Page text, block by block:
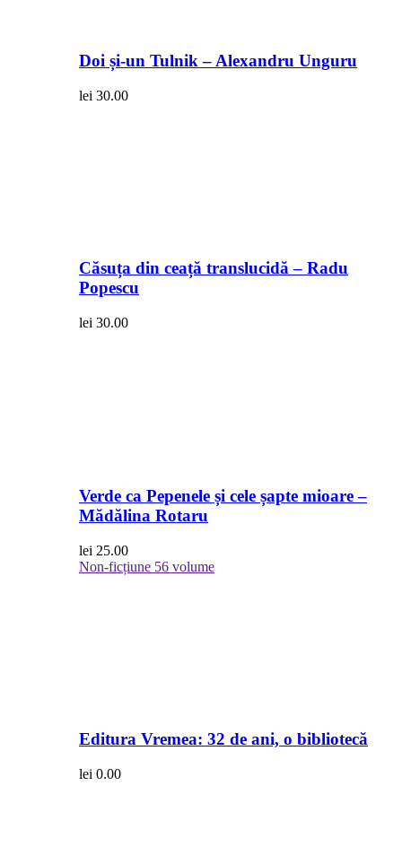
Doi și-un Tulnik – Alexandru Unguru
lei 30.00
Căsuța din ceață translucidă – Radu
Popescu
lei 30.00
Verde ca Pepenele și cele șapte mioare –
Mădălina Rotaru
lei 25.00
Non-ficțiune 56 volume
Editura Vremea: 32 de ani, o bibliotecă
lei 0.00